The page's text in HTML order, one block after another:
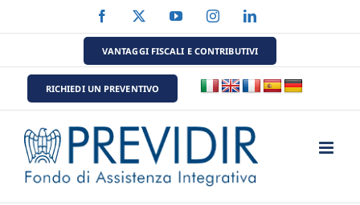
al
Facebook YouTubeInstagramLinkedIn
VANTAGGI FISCALI E CONTRIBUTIVI
RICHIEDI UN PREVENTIVO